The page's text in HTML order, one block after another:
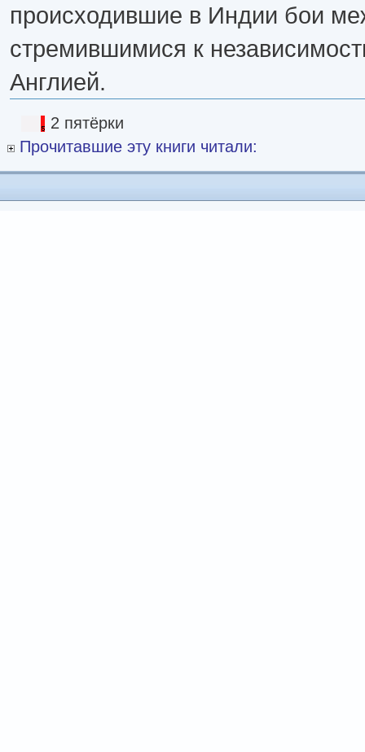
происходившие в Индии бои
стремившимися к
Англией.
2 пятёрки
Прочитавшие эту книги читали: